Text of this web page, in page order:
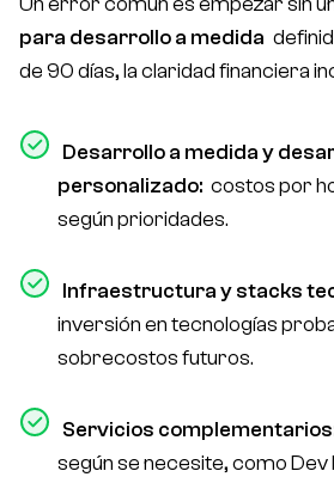
para desarrollo a medida
de 90 días, la claridad financiera
Desarrollo a medida y
personalizado: costos por
según prioridades.
Infraestructura y stacks
inversión en tecnologías
sobrecostos futuros.
Servicios
según se necesite, como Dev